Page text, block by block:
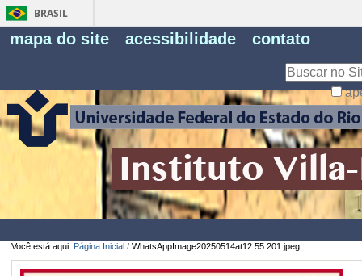
BRASIL
mapa do site acessibilidade contato
Você está aqui: Página Inicial / WhatsAppImage20250514at12.55.201.jpeg